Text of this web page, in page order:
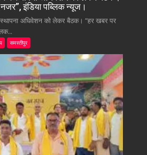
इंडिया पब्लिक न्यूज।
अधिवेशन को लेकर बैठक। “हर खबर पर
समस्तीपुर